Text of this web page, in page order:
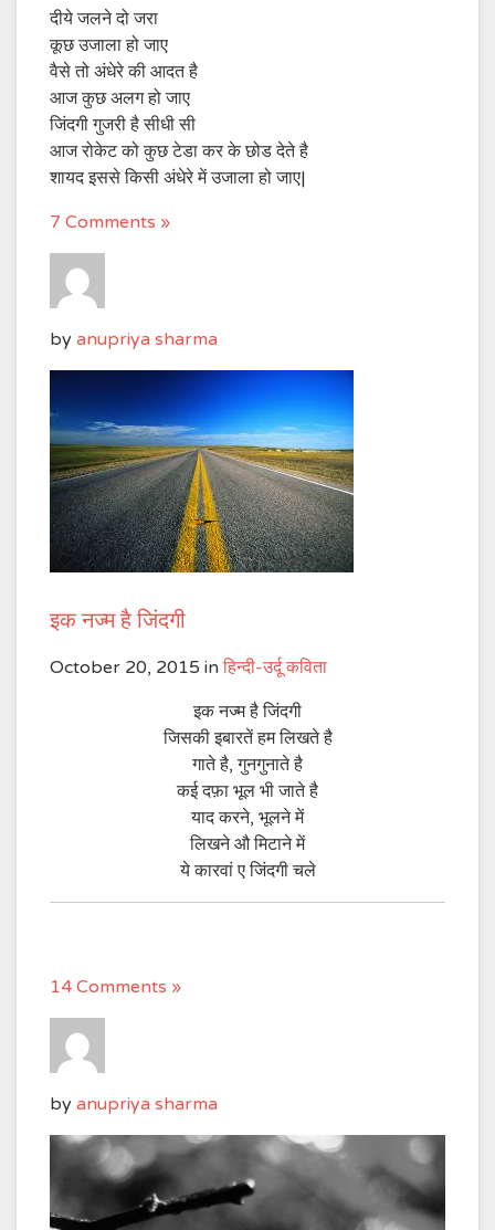
दीये जलने दो जरा
कूछ उजाला हो जाए
वैसे तो अंधेरे की आदत है
आज कुछ अलग हो जाए
जिंदगी गुजरी है सीधी सी
आज रोकेट को कुछ टेडा कर के छोड देते है
शायद इससे किसी अंधेरे में उजाला हो जाए|
7 Comments »
by anupriya sharma
इक नज्म है जिंदगी
October 20, 2015 in हिन्दी-उर्दू कविता
इक नज्म है जिंदगी
जिसकी इबारतें हम लिखते है
गाते है, गुनगुनाते है
कई दफ़ा भूल भी जाते है
याद करने, भूलने में
लिखने औ मिटाने में
ये कारवां ए जिंदगी चले
14 Comments »
by anupriya sharma